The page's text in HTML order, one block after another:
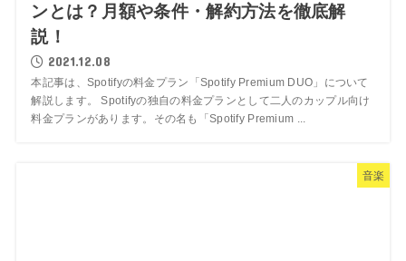
ンとは？月額や条件・解約方法を徹底解
説！
2021.12.08
本記事は、Spotifyの料金プラン「Spotify Premium DUO」について
解説します。 Spotifyの独自の料金プランとして二人のカップル向け
料金プランがあります。その名も「Spotify Premium ...
音楽